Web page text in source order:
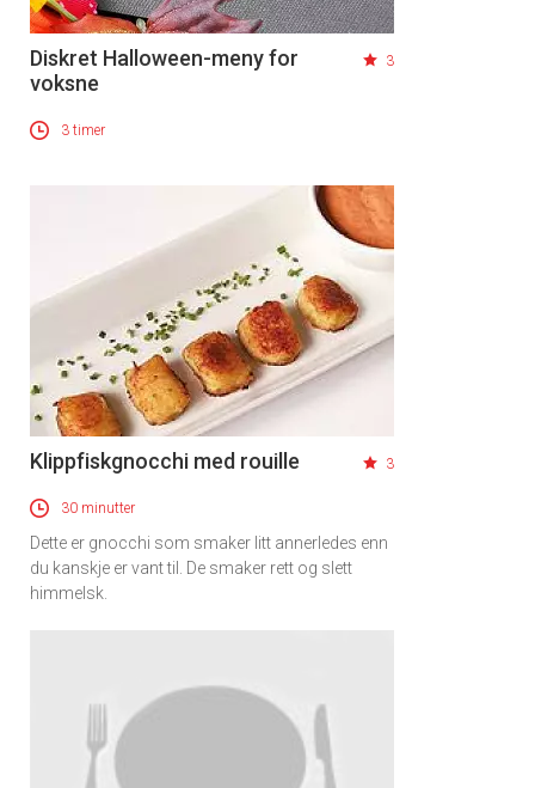
Diskret Halloween-meny for
voksne
3
3 timer
Klippfiskgnocchi med rouille 3
30 minutter
Dette er gnocchi som smaker litt annerledes enn
du kanskje er vant til. De smaker rett og slett
himmelsk.